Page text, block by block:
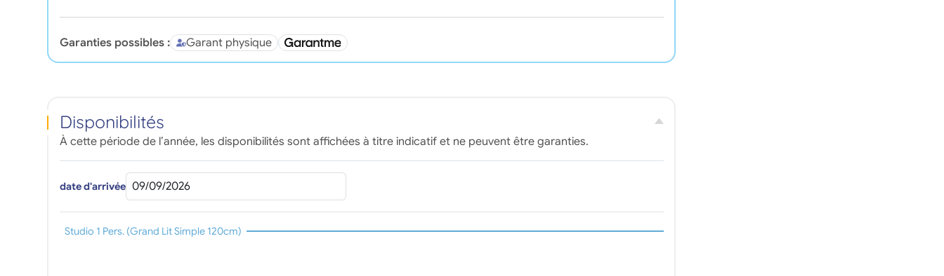
Garanties possibles : Garant physique
Disponibilités
À cette période de l’année, les disponibilités sont affichées à titre indicatif et ne peuvent être garanties.
date d'arrivée
Studio 1 Pers. (grand Lit Simple 120cm)